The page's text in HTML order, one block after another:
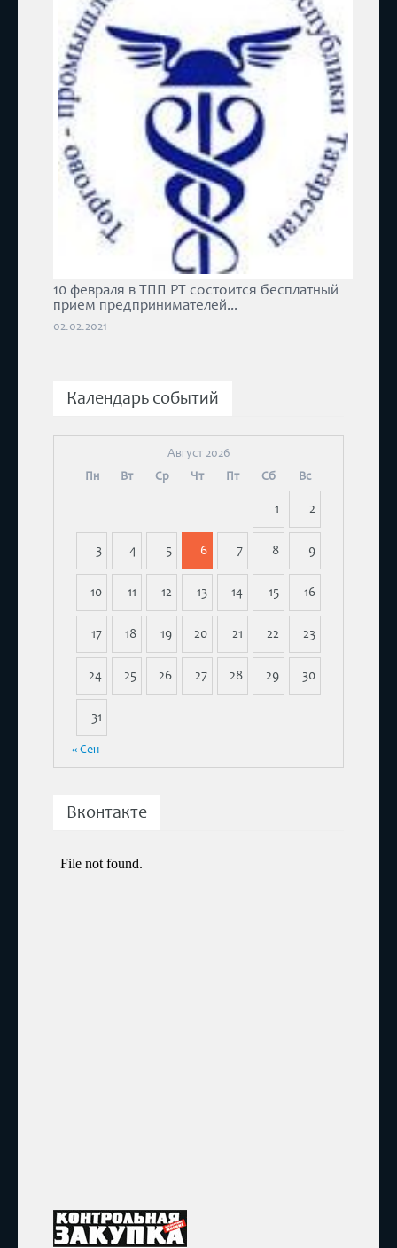
10 февраля в ТПП РТ состоится бесплатный
прием предпринимателей...
02.02.2021
Календарь событий
Август 2026
Пн
Вт Ср Чт Пт Сб Вс
1 2
3 4 5 6 7 8 9
10 11 12 13 14 15 16
17 18 19 20 21 22 23
24 25 26 27 28 29 30
31
« Сен
Вконтакте